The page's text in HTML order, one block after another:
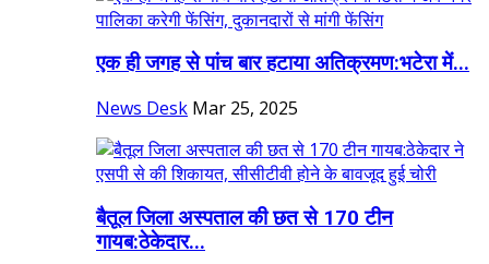
एक ही जगह से पांच बार हटाया अतिक्रमण:भटेरा में...
News Desk Mar 25, 2025
बैतूल जिला अस्पताल की छत से 170 टीन
गायब:ठेकेदार...